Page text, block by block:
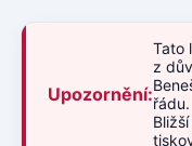
Upozornění:
Tato
z
řádu.